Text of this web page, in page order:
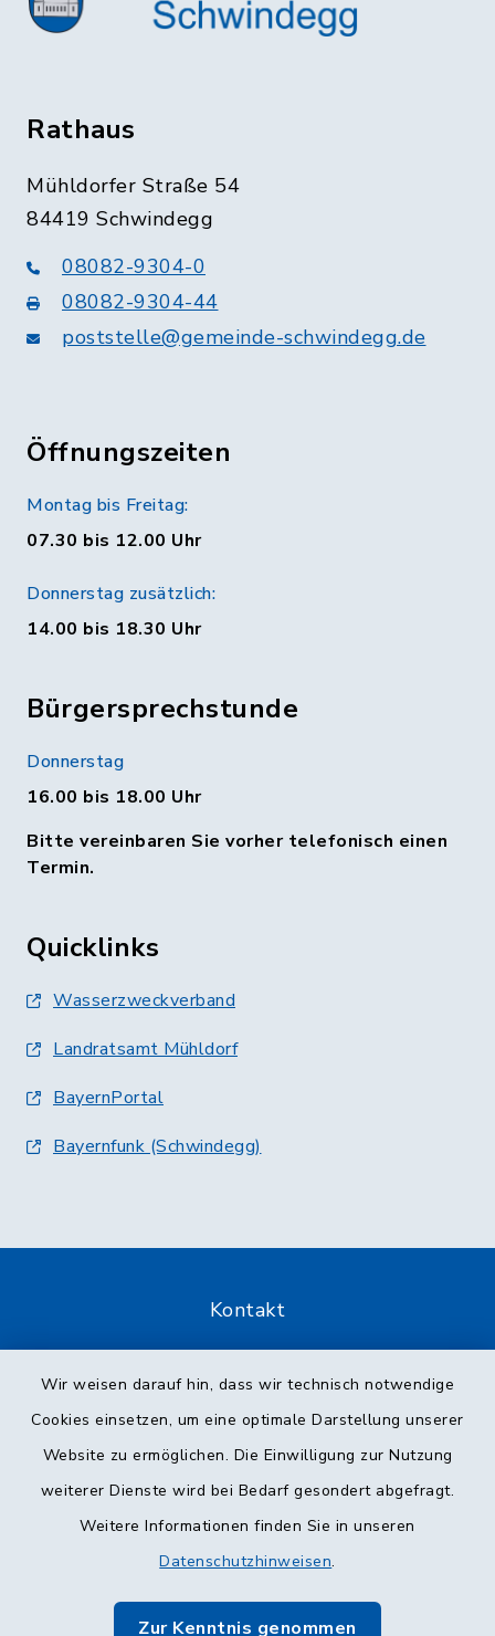
Wir weisen darauf hin, dass wir technisch notwendige
Cookies einsetzen, um eine optimale Darstellung unserer
Website zu ermöglichen. Die Einwilligung zur Nutzung
weiterer Dienste wird bei Bedarf gesondert abgefragt.
Weitere Informationen finden Sie in unseren
Datenschutzhinweisen.
Zur Kenntnis genommen
Rathaus
Mühldorfer Straße 54
84419 Schwindegg
08082-9304-0
08082-9304-44
poststelle@gemeinde-schwindegg.de
Öffnungszeiten
Montag bis Freitag:
07.30 bis 12.00 Uhr
Donnerstag zusätzlich:
14.00 bis 18.30 Uhr
Bürgersprechstunde
Donnerstag
16.00 bis 18.00 Uhr
Bitte vereinbaren Sie vorher telefonisch einen
Termin.
Quicklinks
Wasserzweckverband
Landratsamt Mühldorf
BayernPortal
Bayernfunk (Schwindegg)
Kontakt
Datenschutz
Impressum
Sitemap
Cookie-Einstellungen